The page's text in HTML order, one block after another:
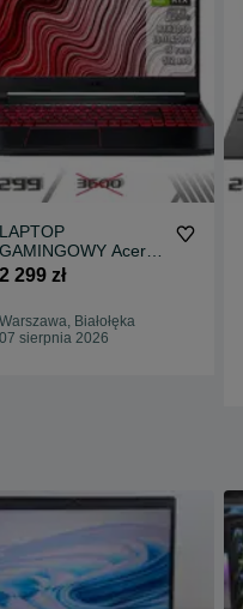
LAPTOP
GAMINGOWY Acer
Nitro RTX 3050 Intel
2 299 zł
Warszawa, Białołęka
07 sierpnia 2026